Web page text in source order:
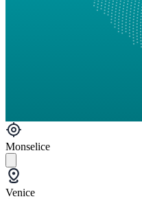
Monselice
Venice